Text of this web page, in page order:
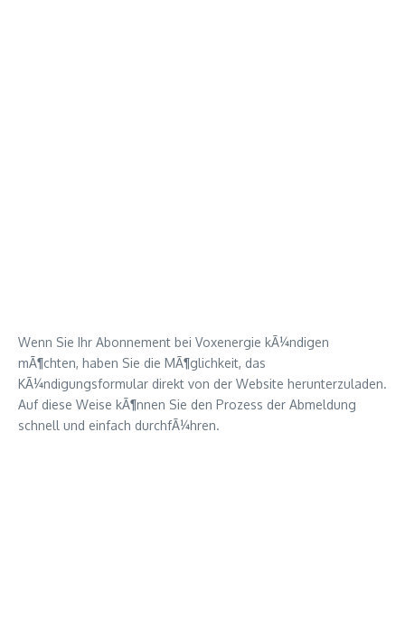
Wenn Sie Ihr Abonnement bei Voxenergie kÃ¼ndigen
mÃ¶chten, haben Sie die MÃ¶glichkeit, das
KÃ¼ndigungsformular direkt von der Website herunterzuladen.
Auf diese Weise kÃ¶nnen Sie den Prozess der Abmeldung
schnell und einfach durchfÃ¼hren.